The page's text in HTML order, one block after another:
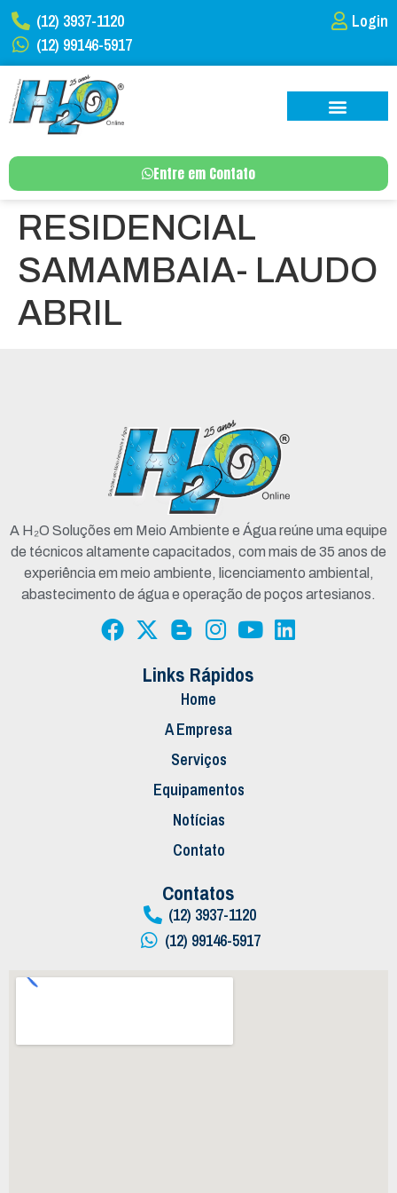
(12) 3937-1120
(12) 99146-5917
Login
Entre em Contato
RESIDENCIAL
SAMAMBAIA- LAUDO
ABRIL
A H₂O Soluções em Meio Ambiente e Água reúne uma equipe
de técnicos altamente capacitados, com mais de 35 anos de
experiência em meio ambiente, licenciamento ambiental,
abastecimento de água e operação de poços artesianos.
Links Rápidos
Home
A Empresa
Serviços
Equipamentos
Notícias
Contato
Contatos
(12) 3937-1120
(12) 99146-5917